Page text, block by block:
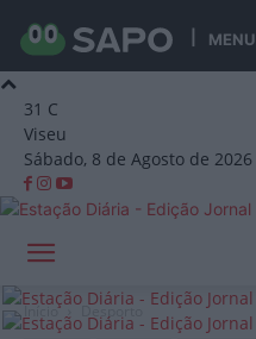
MENU
31 C
Viseu
Sábado, 8 de Agosto de 2026
Início Desporto